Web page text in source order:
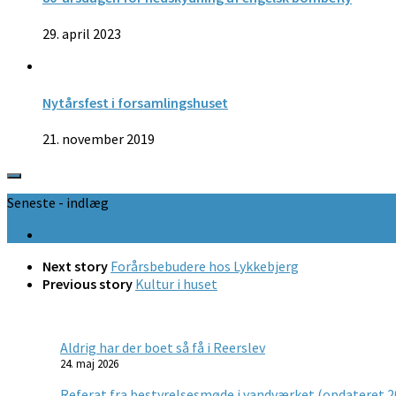
29. april 2023
Nytårsfest i forsamlingshuset
21. november 2019
Seneste - indlæg
Next story Forårsbebudere hos Lykkebjerg
Previous story Kultur i huset
Aldrig har der boet så få i Reerslev
24. maj 2026